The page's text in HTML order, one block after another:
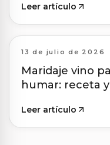
Leer artículo
13 de julio de 2026
Maridaje vino
humar: receta
Leer artículo